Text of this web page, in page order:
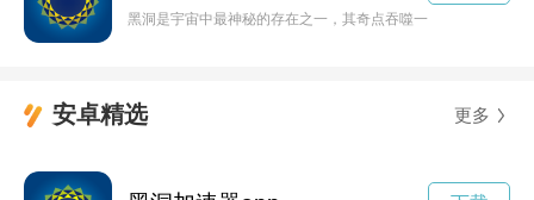
黑洞是宇宙中最神秘的存在之一，其奇点吞噬一切，也有可能是
安卓精选 更多